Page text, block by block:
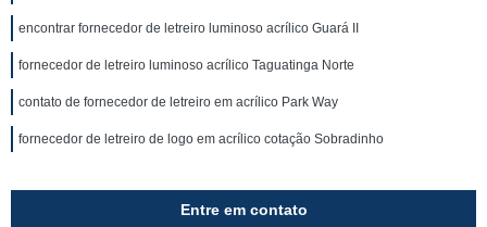
encontrar fornecedor de letreiro luminoso acrílico Guará II
fornecedor de letreiro luminoso acrílico Taguatinga Norte
contato de fornecedor de letreiro em acrílico Park Way
fornecedor de letreiro de logo em acrílico cotação Sobradinho
Entre em contato